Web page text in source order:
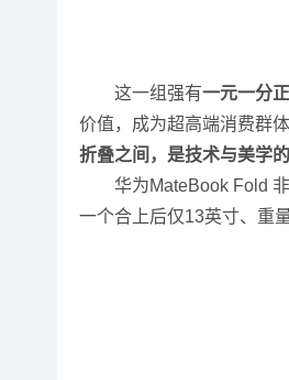
这一组强有一元一分
价值，成为超高端消费群体
折叠之间，是技术与美学
华为MateBook Fold 非
一个合上后仅13英寸、重